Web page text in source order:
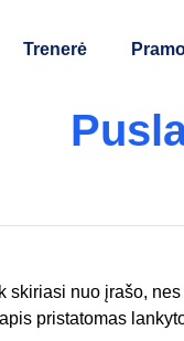
Trenerė
skiriasi nuo įrašo,
pristatomas